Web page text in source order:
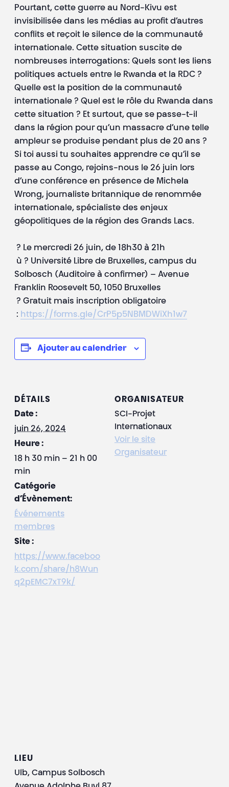
Pourtant, cette guerre au Nord-Kivu est
invisibilisée dans les médias au profit d’autres
conflits et reçoit le silence de la communauté
internationale. Cette situation suscite de
nombreuses interrogations: Quels sont les liens
politiques actuels entre le Rwanda et la RDC ?
Quelle est la position de la communauté
internationale ? Quel est le rôle du Rwanda dans
cette situation ? Et surtout, que se passe-t-il
dans la région pour qu’un massacre d’une telle
ampleur se produise pendant plus de 20 ans ?
Si toi aussi tu souhaites apprendre ce qu’il se
passe au Congo, rejoins-nous le 26 juin lors
d’une conférence en présence de Michela
Wrong, journaliste britannique de renommée
internationale, spécialiste des enjeux
géopolitiques de la région des Grands Lacs.
? Le mercredi 26 juin, de 18h30 à 21h
ù ? Université Libre de Bruxelles, campus du
Solbosch (Auditoire à confirmer) – Avenue
Franklin Roosevelt 50, 1050 Bruxelles
? Gratuit mais inscription obligatoire
: https://forms.gle/CrP5p5NBMDWiXh1w7
Ajouter au calendrier
DÉTAILS
Date :
juin 26, 2024
Heure :
18 h 30 min – 21 h 00
min
Catégorie
d’Évènement:
Événements
membres
Site :
https://www.faceboo
k.com/share/h8Wun
q2pEMC7xT9k/
ORGANISATEUR
SCI-Projet
Internationaux
Voir le site
Organisateur
LIEU
Ulb, Campus Solbosch